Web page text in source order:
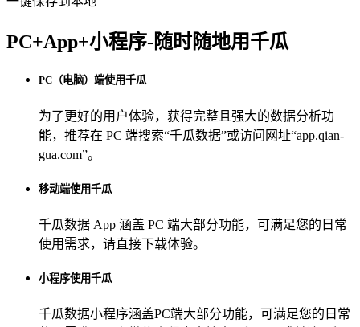
PC+App+小程序-随时随地用千瓜
PC（电脑）端使用千瓜
为了更好的用户体验，获得完整且强大的数据分析功
能，推荐在 PC 端搜索“千瓜数据”或访问网址“app.qian-
gua.com”。
移动端使用千瓜
千瓜数据 App 涵盖 PC 端大部分功能，可满足您的日常
使用需求，请直接下载体验。
小程序使用千瓜
千瓜数据小程序涵盖PC端大部分功能，可满足您的日常